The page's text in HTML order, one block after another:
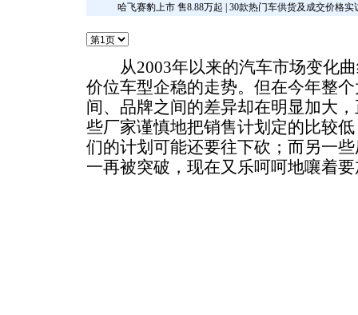
哈飞赛豹上市 售8.88万起
30款热门车供货及成交价格实
从2003年以来的汽车市场变化曲
价位车型企稳的走势。但在今年整
间、品牌之间的差异却在明显加大
些厂家谨慎地把销售计划定的比较
们的计划可能还要往下砍；而另一
一再被突破，现在又乐呵呵地嚷着